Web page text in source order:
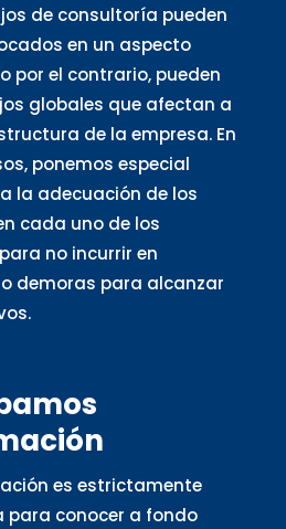
de consultoría pueden
en un aspecto
por el contrario, pueden
globales que afectan a
de la empresa. En
ponemos especial
la adecuación de los
cada uno de los
no incurrir en
demoras para alcanzar
es estrictamente
para conocer a fondo